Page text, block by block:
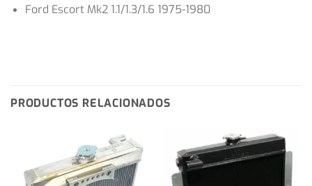
Ford Escort Mk2 1.1/1.3/1.6 1975-1980
PRODUCTOS RELACIONADOS